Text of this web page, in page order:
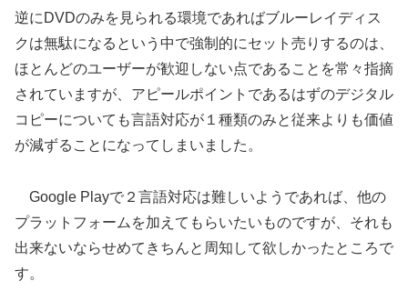
逆にDVDのみを見られる環境であればブルーレイディス
クは無駄になるという中で強制的にセット売りするのは、
ほとんどのユーザーが歓迎しない点であることを常々指摘
されていますが、アピールポイントであるはずのデジタル
コピーについても言語対応が１種類のみと従来よりも価値
が減ずることになってしまいました。
Google Playで２言語対応は難しいようであれば、他の
プラットフォームを加えてもらいたいものですが、それも
出来ないならせめてきちんと周知して欲しかったところで
す。